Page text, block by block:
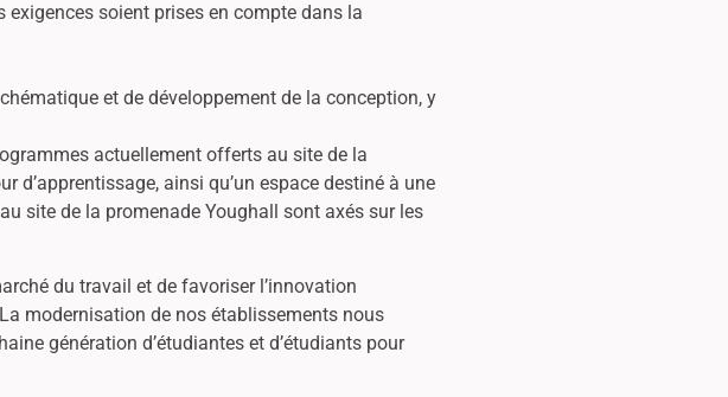
exigences soient prises en compte dans la
et de développement de la conception, y
actuellement offerts au site de la
ainsi qu’un espace destiné à une
site de la promenade Youghall sont axés sur les
du travail et de favoriser l’innovation
modernisation de nos établissements nous
génération d’étudiantes et d’étudiants pour